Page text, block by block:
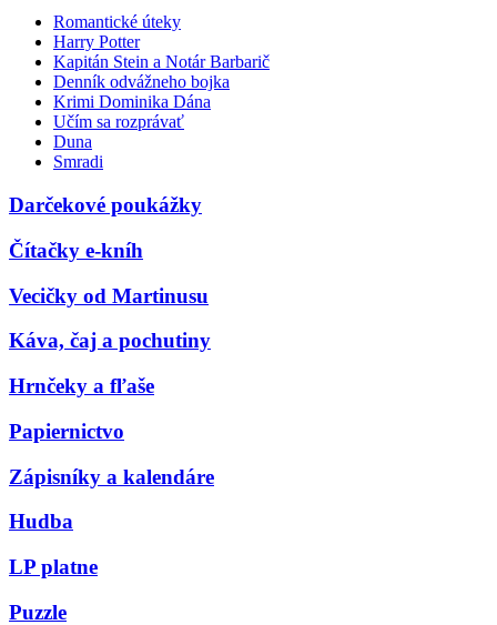
Romantické úteky
Harry Potter
Kapitán Stein a Notár Barbarič
Denník odvážneho bojka
Krimi Dominika Dána
Učím sa rozprávať
Duna
Smradi
Darčekové poukážky
Čítačky e-kníh
Vecičky od Martinusu
Káva, čaj a pochutiny
Hrnčeky a fľaše
Papiernictvo
Zápisníky a kalendáre
Hudba
LP platne
Puzzle